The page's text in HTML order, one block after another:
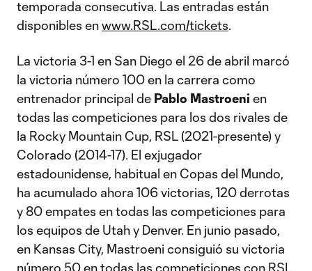
temporada consecutiva. Las entradas están
disponibles enwww.RSL.com/tickets.
La victoria 3-1 en San Diego el 26 de abril marcó
la victoria número 100 en la carrera como
entrenador principal de Pablo Mastroeni en
todas las competiciones para los dos rivales de
la Rocky Mountain Cup, RSL (2021-presente) y
Colorado (2014-17). El exjugador
estadounidense, habitual en Copas del Mundo,
ha acumulado ahora 106 victorias, 120 derrotas
y 80 empates en todas las competiciones para
los equipos de Utah y Denver. En junio pasado,
en Kansas City, Mastroeni consiguió su victoria
número 50 en todas las competiciones con RSL